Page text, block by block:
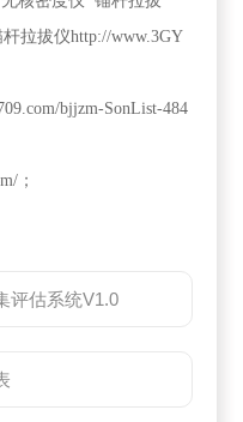
拉拔仪http://www.3GY
bjjzm-SonList-484
；
评估系统V1.0